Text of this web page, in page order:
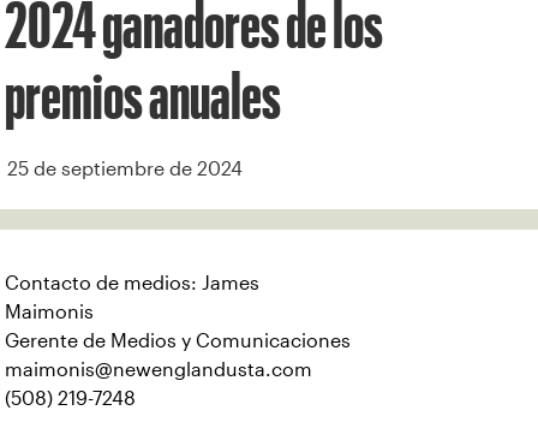
2024 ganadores de los
premios anuales
25 de septiembre de 2024
Contacto de medios: James
Maimonis
Gerente de Medios y Comunicaciones
maimonis@newenglandusta.com
(508) 219-7248